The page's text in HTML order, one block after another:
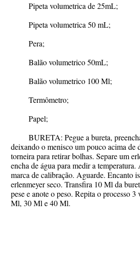
Pipeta volumetrica de 25mL;
Pipeta volumetrica 50 mL;
Pera;
Balão volumetrico 50mL;
Balão volumetrico 100 Ml;
Termômetro;
Papel;
BURETA: Pegue a bureta,
deixando o menisco um pouco acima de
torneira para retirar bolhas. Separe um
encha de água para medir a
marca de calibração. Aguarde. Encanto
erlenmeyer seco. Transfira 10 Ml da
pese e anote o peso. Repita o processo
Ml, 30 Ml e 40 Ml.